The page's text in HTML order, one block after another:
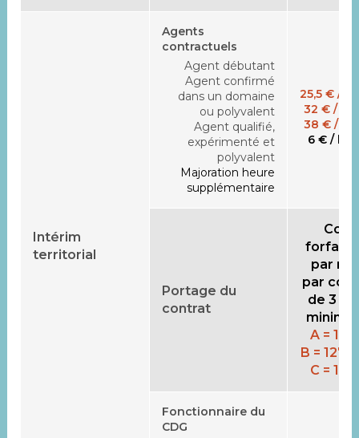
Intérim
territorial
Agents
contractuels
Agent débutant
Agent confirmé
dans un domaine
ou polyvalent
Agent qualifié,
expérimenté et
polyvalent
Majoration heure
supplémentaire
25,5 € /
32 € /
38 € /
6 € /
Portage du
contrat
Coût
par
par
de 3
A =
B =
C =
Fonctionnaire du
CDG